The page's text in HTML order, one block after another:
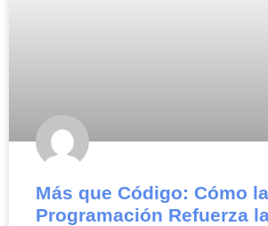
Más que Código: Cómo la
Programación Refuerza